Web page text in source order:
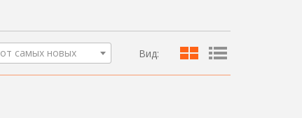
от самых новых Вид: